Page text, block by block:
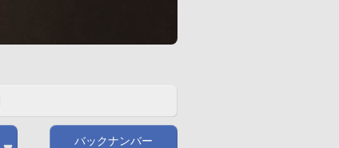
バックナンバー